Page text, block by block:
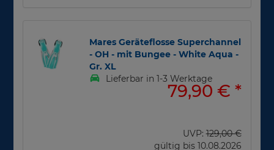
Mares Geräteflosse Superchannel
- OH - mit Bungee - White Aqua -
Gr. XL
Lieferbar in 1-3 Werktage
79,90 € *
UVP:129,00 €
gültig bis 10.08.2026